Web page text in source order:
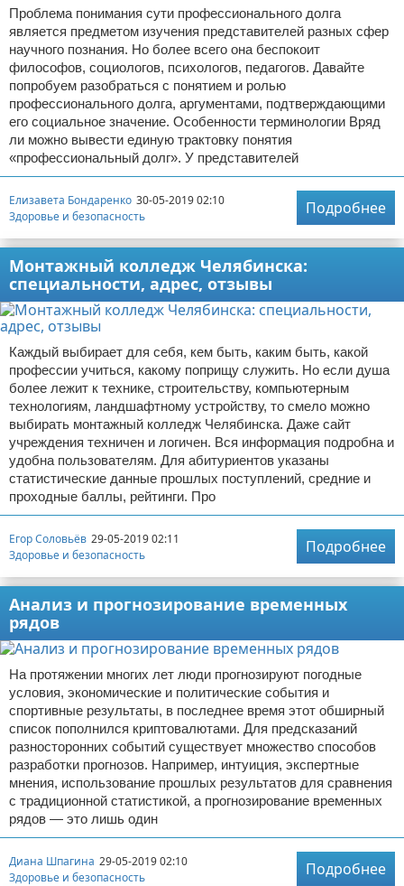
Проблема понимания сути профессионального долга
является предметом изучения представителей разных сфер
научного познания. Но более всего она беспокоит
философов, социологов, психологов, педагогов. Давайте
попробуем разобраться с понятием и ролью
профессионального долга, аргументами, подтверждающими
его социальное значение. Особенности терминологии Вряд
ли можно вывести единую трактовку понятия
«профессиональный долг». У представителей
Елизавета Бондаренко 30-05-2019 02:10
Здоровье и безопасность
Подробнее
Монтажный колледж Челябинска:
специальности, адрес, отзывы
Каждый выбирает для себя, кем быть, каким быть, какой
профессии учиться, какому поприщу служить. Но если душа
более лежит к технике, строительству, компьютерным
технологиям, ландшафтному устройству, то смело можно
выбирать монтажный колледж Челябинска. Даже сайт
учреждения техничен и логичен. Вся информация подробна и
удобна пользователям. Для абитуриентов указаны
статистические данные прошлых поступлений, средние и
проходные баллы, рейтинги. Про
Егор Соловьёв 29-05-2019 02:11
Здоровье и безопасность
Подробнее
Анализ и прогнозирование временных
рядов
На протяжении многих лет люди прогнозируют погодные
условия, экономические и политические события и
спортивные результаты, в последнее время этот обширный
список пополнился криптовалютами. Для предсказаний
разносторонних событий существует множество способов
разработки прогнозов. Например, интуиция, экспертные
мнения, использование прошлых результатов для сравнения
с традиционной статистикой, а прогнозирование временных
рядов — это лишь один
Диана Шпагина 29-05-2019 02:10
Здоровье и безопасность
Подробнее